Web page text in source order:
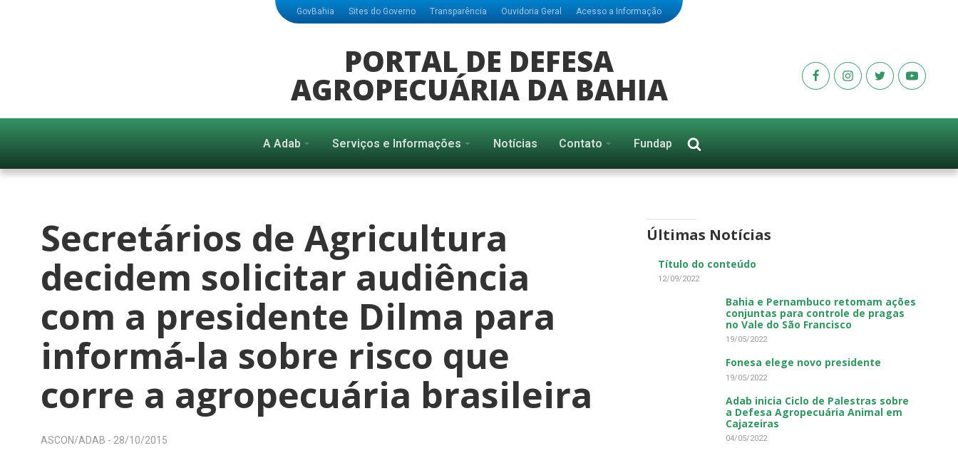
GovBahia Sites do Governo Transparência Ouvidoria Geral Acesso a Informação
PORTAL DE DEFESA
AGROPECUÁRIA DA BAHIA
A Adab Serviços e Informações Notícias Contato Fundap
Secretários de Agricultura
decidem solicitar audiência
com a presidente Dilma para
informá-la sobre risco que
corre a agropecuária brasileira
ASCON/ADAB - 28/10/2015
Últimas Notícias
Título do conteúdo
12/09/2022
Bahia e Pernambuco retomam ações
conjuntas para controle de pragas
no Vale do São Francisco
19/05/2022
Fonesa elege novo presidente
19/05/2022
Adab inicia Ciclo de Palestras sobre
a Defesa Agropecuária Animal em
Cajazeiras
04/05/2022